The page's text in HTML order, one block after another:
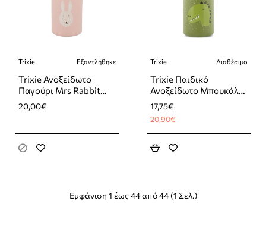
Εξαντλήθηκε
Trixie Εξαντλήθηκε
Trixie Ανοξείδωτο
Παγούρι Mrs Rabbit
350ml
20,00€
-15%
Trixie Διαθέσιμο
Trixie Παιδικό
Ανοξείδωτο Μπουκάλι
Mr. Dino 350ml
17,75€
20,90€
Εμφάνιση 1 έως 44 από 44 (1 Σελ.)